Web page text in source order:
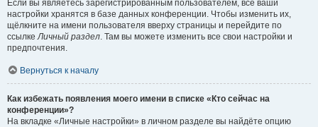
Если вы являетесь зарегистрированным пользователем, все ваши
настройки хранятся в базе данных конференции. Чтобы изменить их,
щёлкните на имени пользователя вверху страницы и перейдите по
ссылкеЛичный раздел. Там вы можете изменить все свои настройки и
предпочтения.
Вернуться к началу
Как избежать появления моего имени в списке «Кто сейчас на
конференции»?
На вкладке «Личные настройки» в личном разделе вы найдёте опцию